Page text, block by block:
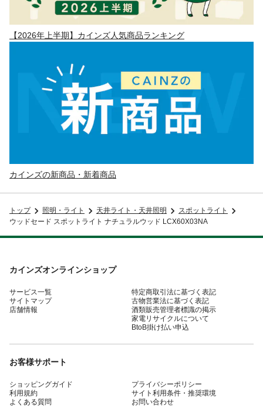
【2026年上半期】カインズ人気商品ランキング
カインズの新商品・新着商品
トップ 照明・ライト 天井ライト・天井照明
スポットライト
ウッドセード スポットライト ナチュラルウッド LCX60X03NA
カインズオンラインショップ
サービス一覧
サイトマップ
店舗情報
特定商取引法に基づく表記
古物営業法に基づく表記
酒類販売管理者標識の掲示
家電リサイクルについて
BtoB掛け払い申込
お客様サポート
ショッピングガイド
利用規約
よくある質問
プライバシーポリシー
サイト利用条件・推奨環境
お問い合わせ